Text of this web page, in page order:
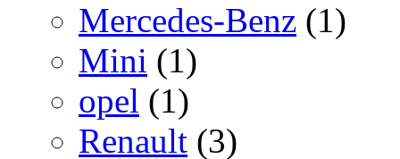
Mercedes-Benz (1)
Mini (1)
opel (1)
Renault (3)